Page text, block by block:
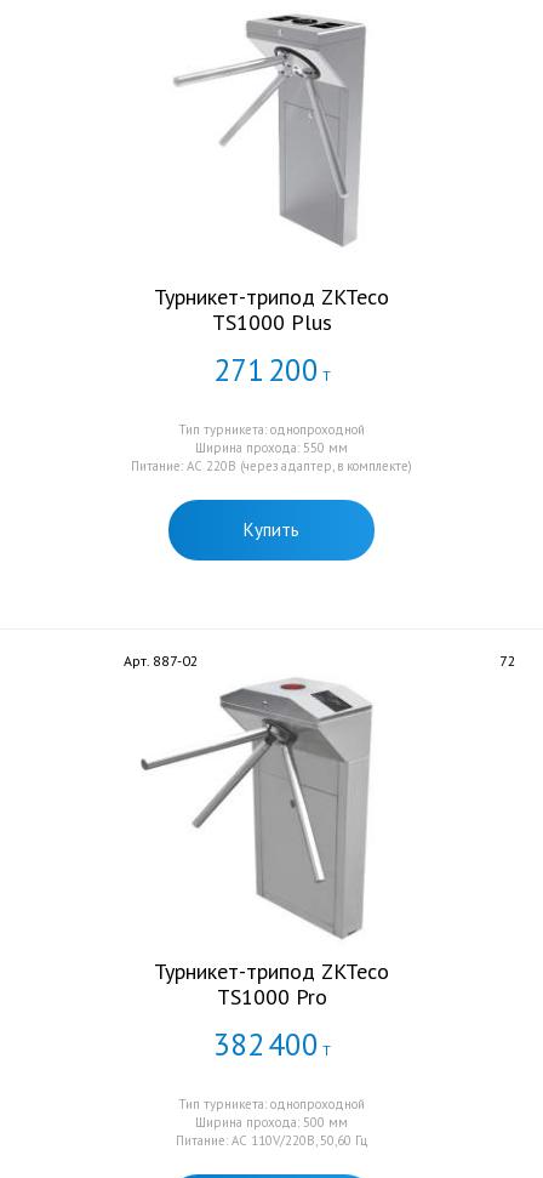
Турникет-трипод ZKTeco
TS1000 Plus
271 200 Т
Тип турникета: однопроходной
Ширина прохода: 550 мм
Питание: AC 220В (через адаптер, в комплекте)
Купить
Арт. 887-02 72
Турникет-трипод ZKTeco
TS1000 Pro
382400 Т
Тип турникета: однопроходной
Ширина прохода: 500 мм
Питание: AC 110V/220В, 50,60 Гц